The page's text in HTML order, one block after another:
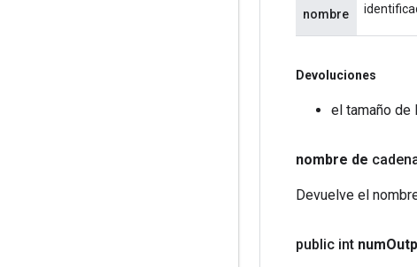
nombre
Devoluciones
el tamaño de
nombre de
Devuelve el
public int num